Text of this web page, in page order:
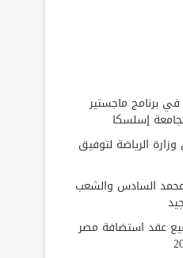
في برنامج ماجستير
إسلسكا
الرياضة لتوفيق
السادس والشعب
عقد استضافة مصر